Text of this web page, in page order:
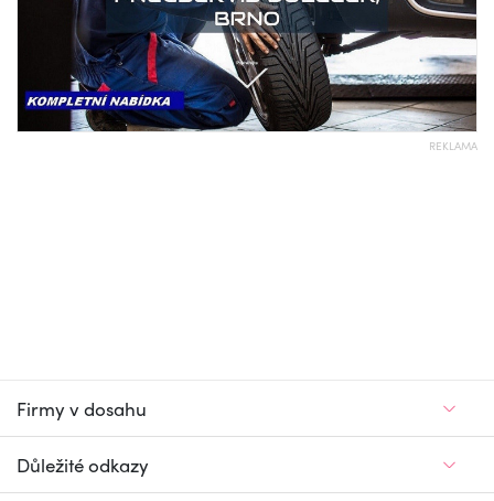
REKLAMA
Firmy v dosahu
Důležité odkazy